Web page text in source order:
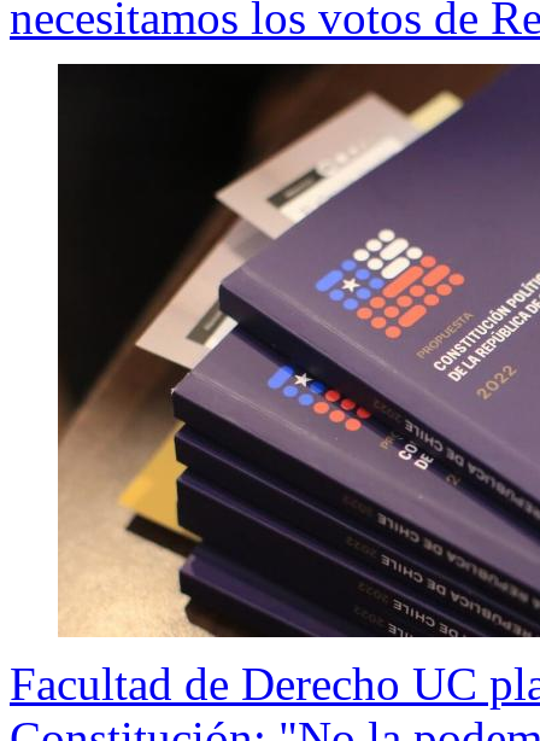
necesitamos los votos de
Facultad de Derecho UC